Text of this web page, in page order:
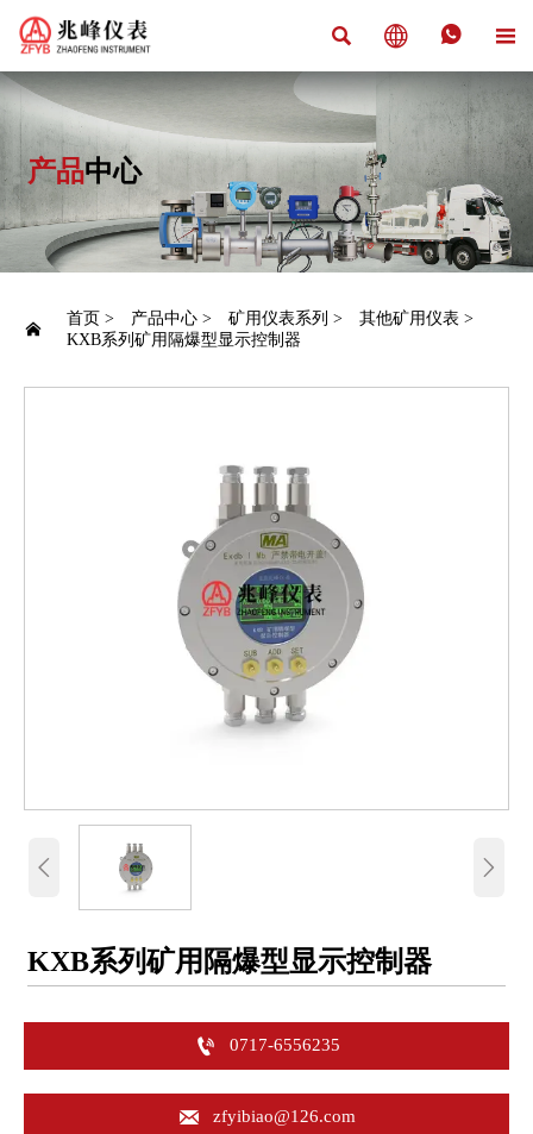
   
产品中心

首页 > 产品中心 > 矿用仪表系列 > 其他矿用仪表 >
KXB系列矿用隔爆型显示控制器
 
KXB系列矿用隔爆型显示控制器
 0717-6556235
 zfyibiao@126.com